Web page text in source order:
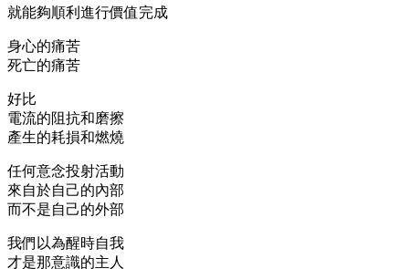
就能夠順利進行價值完成
身心的痛苦
死亡的痛苦
好比
電流的阻抗和磨擦
產生的耗損和燃燒
任何意念投射活動
來自於自己的內部
而不是自己的外部
我們以為醒時自我
才是那意識的主人